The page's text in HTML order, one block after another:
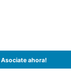
Asociate ahora!